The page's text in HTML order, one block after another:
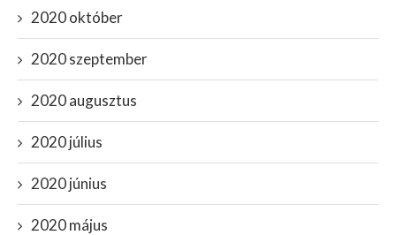
2020 október
2020 szeptember
2020 augusztus
2020 július
2020 június
2020 május